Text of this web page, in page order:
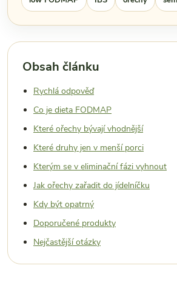
Obsah článku
Rychlá odpověď
Co je dieta FODMAP
Které ořechy bývají vhodnější
Které druhy jen v menší porci
Kterým se v eliminační fázi vyhnout
Jak ořechy zařadit do jídelníčku
Kdy být opatrný
Doporučené produkty
Nejčastější otázky